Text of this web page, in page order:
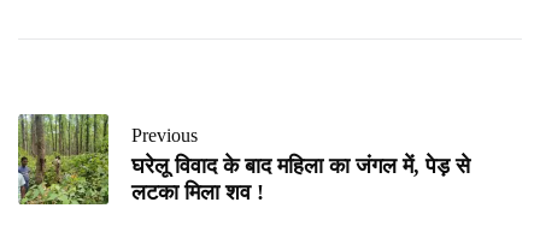
Previous
घरेलू विवाद के बाद महिला का जंगल में, पेड़ से
लटका मिला शव !